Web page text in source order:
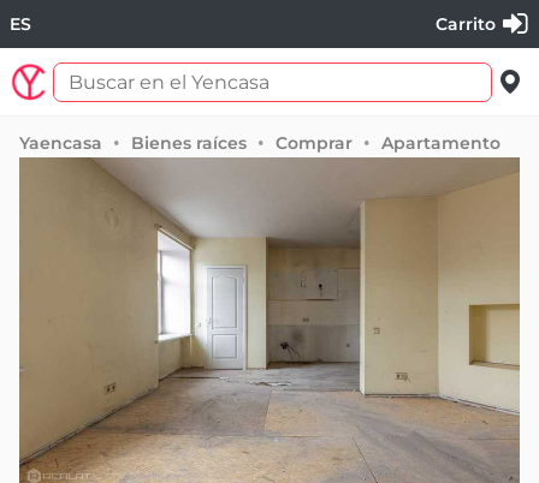
ES Carrito
Yaencasa Bienes raíces Comprar Apartamento